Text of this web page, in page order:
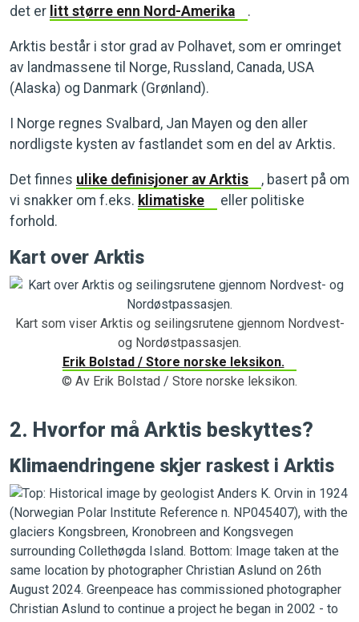
det er litt større enn Nord-Amerika .
Arktis består i stor grad av Polhavet, som er omringet
av landmassene til Norge, Russland, Canada, USA
(Alaska) og Danmark (Grønland).
I Norge regnes Svalbard, Jan Mayen og den aller
nordligste kysten av fastlandet som en del av Arktis.
Det finnes ulike definisjoner av Arktis
, basert på om
vi snakker om f.eks. klimatiske
eller politiske
forhold.
Kart over Arktis
Kart som viser Arktis og seilingsrutene gjennom Nordvest-
og Nordøstpassasjen.
Erik Bolstad / Store norske leksikon.
© Av Erik Bolstad / Store norske leksikon.
2. Hvorfor må Arktis beskyttes?
Klimaendringene skjer raskest i Arktis